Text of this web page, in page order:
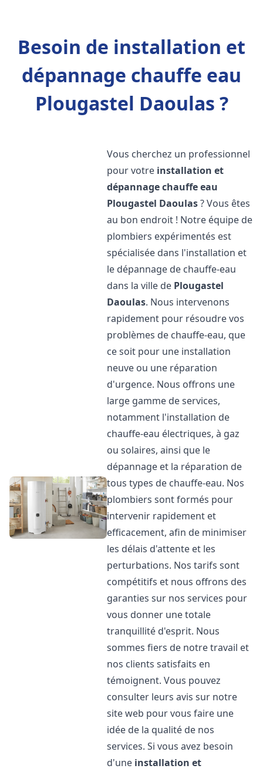
Besoin de installation et
dépannage chauffe eau
Plougastel Daoulas ?
Vous cherchez un professionnel
pour votre installation et
dépannage chauffe eau
Plougastel Daoulas? Vous êtes
au bon endroit ! Notre équipe de
plombiers expérimentés est
spécialisée dans l'installation et
le dépannage de chauffe-eau
dans la ville de Plougastel
Daoulas. Nous intervenons
rapidement pour résoudre vos
problèmes de chauffe-eau, que
ce soit pour une installation
neuve ou une réparation
d'urgence. Nous offrons une
large gamme de services,
notamment l'installation de
chauffe-eau électriques, à gaz
ou solaires, ainsi que le
dépannage et la réparation de
tous types de chauffe-eau. Nos
plombiers sont formés pour
intervenir rapidement et
efficacement, afin de minimiser
les délais d'attente et les
perturbations. Nos tarifs sont
compétitifs et nous offrons des
garanties sur nos services pour
vous donner une totale
tranquillité d'esprit. Nous
sommes fiers de notre travail et
nos clients satisfaits en
témoignent. Vous pouvez
consulter leurs avis sur notre
site web pour vous faire une
idée de la qualité de nos
services. Si vous avez besoin
d'une installation et